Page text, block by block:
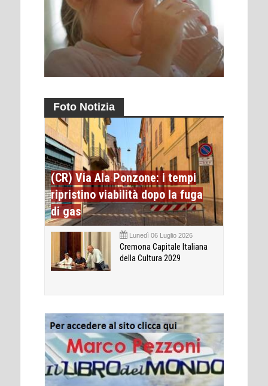
Foto Notizia
(CR) Via Ala Ponzone: i tempi
ripristino viabilità dopo la fuga
di gas
Lunedì 06 Luglio 2026
Cremona Capitale Italiana
della Cultura 2029